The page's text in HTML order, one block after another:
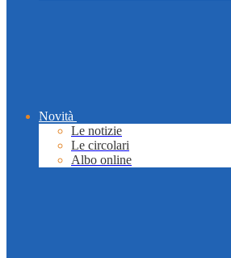
Novità
Le notizie
Le circolari
Albo online